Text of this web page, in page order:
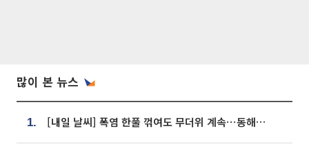
많이 본 뉴스
1. [내일 날씨] 폭염 한풀 꺾여도 무더위 계속⋯동해안 이틀 연속 비